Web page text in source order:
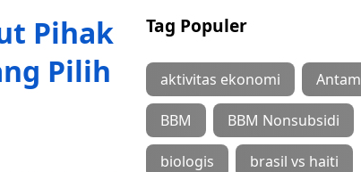
Pihak
Pilih
Tag Populer
aktivitas ekonomi Antam
BBM BBM Nonsubsidi
biologis brasil vs haiti